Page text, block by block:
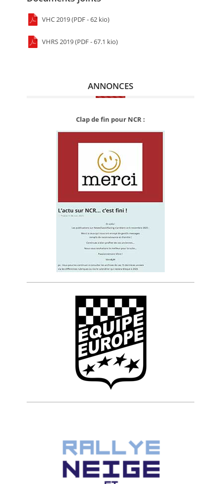
VHC 2019 (PDF - 62 kio)
VHRS 2019 (PDF - 67.1 kio)
ANNONCES
Clap de fin pour NCR :